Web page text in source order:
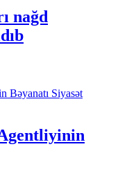
nağd
Siyasət